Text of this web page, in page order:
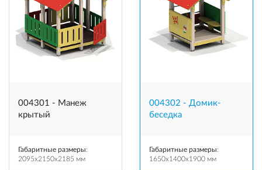
004301 - Манеж
крытый
Габаритные размеры:
2095x2150x2185 мм
004302 - Домик-
беседка
Габаритные размеры:
1650x1400x1900 мм